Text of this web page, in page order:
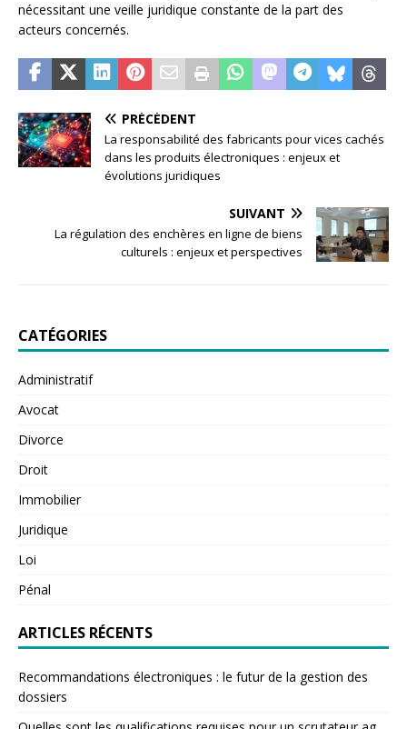
nécessitant une veille juridique constante de la part des
acteurs concernés.
PRÉCÉDENT
La responsabilité des fabricants pour vices cachés
dans les produits électroniques : enjeux et
évolutions juridiques
SUIVANT
La régulation des enchères en ligne de biens
culturels : enjeux et perspectives
CATÉGORIES
Administratif
Avocat
Divorce
Droit
Immobilier
Juridique
Loi
Pénal
ARTICLES RÉCENTS
Recommandations électroniques : le futur de la gestion des
dossiers